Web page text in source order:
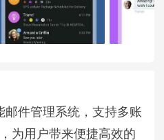
件管理系统，支持多账
为用户带来便捷高效的